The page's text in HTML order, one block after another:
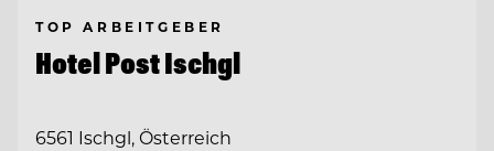
TOP ARBEITGEBER
Hotel Post Ischgl
6561 Ischgl, Österreich